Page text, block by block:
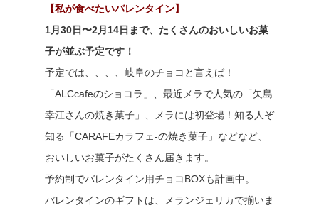
【私が食べたいバレンタイン】
1月30日〜2月14日まで、たくさんのおいしいお菓
子が並ぶ予定です！
予定では、、、、岐阜のチョコと言えば！
「ALCcafeのショコラ」、最近メラで人気の「矢島
幸江さんの焼き菓子」、メラには初登場！知る人ぞ
知る「CARAFEカラフェ-の焼き菓子」などなど、
おいしいお菓子がたくさん届きます。
予約制でバレンタイン用チョコBOXも計画中。
バレンタインのギフトは、メランジェリカで揃いま